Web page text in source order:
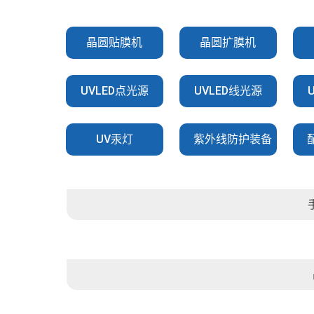
晶圆贴膜机 晶圆扩膜机
UVLED点光源 UVLED线光源
UV汞灯 紫外线防护装备